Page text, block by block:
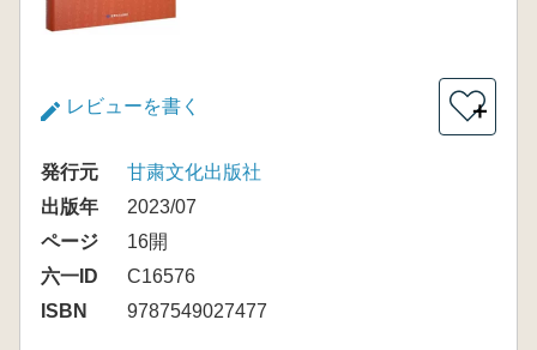
レビューを書く ＋
発行元
甘粛文化出版社
出版年
2023/07
ページ
16開
六一ID
C16576
ISBN
9787549027477